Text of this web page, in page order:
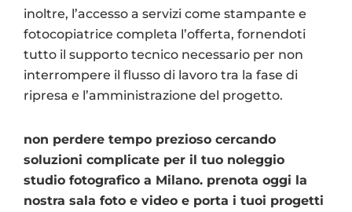
inoltre, l’accesso a servizi come stampante e
fotocopiatrice completa l’offerta, fornendoti
tutto il supporto tecnico necessario per non
interrompere il flusso di lavoro tra la fase di
ripresa e l’amministrazione del progetto.
non perdere tempo prezioso cercando
soluzioni complicate per il tuo noleggio
studio fotografico a Milano. prenota oggi la
nostra sala foto e video e porta i tuoi progetti